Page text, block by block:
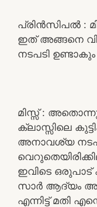
പ്രിൻസിപൽ :
ഇത് അങ്ങനെ
നടപടി ഉണ്ടാകും
മിസ്സ്‌ :
ക്ലാസ്സിലെ
അനാവശ്യ
ഇവിടെ ഒരുപാട്
സാർ ആദ്യം
എന്നിട്ട് മതി